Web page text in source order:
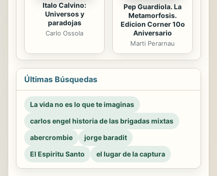
Italo Calvino:
Universos y
paradojas
Carlo Ossola
Pep Guardiola. La
Metamorfosis.
Edicion Corner 10o
Aniversario
Marti Perarnau
Últimas Búsquedas
La vida no es lo que te imaginas
carlos engel historia de las brigadas mixtas
abercrombie
jorge baradit
El Espiritu Santo
el lugar de la captura